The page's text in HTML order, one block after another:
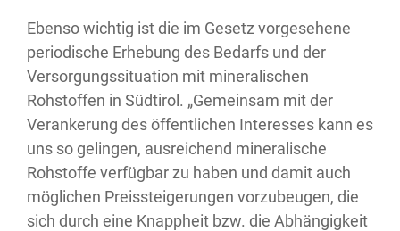
Ebenso wichtig ist die im Gesetz vorgesehene
periodische Erhebung des Bedarfs und der
Versorgungssituation mit mineralischen
Rohstoffen in Südtirol. „Gemeinsam mit der
Verankerung des öffentlichen Interesses kann es
uns so gelingen, ausreichend mineralische
Rohstoffe verfügbar zu haben und damit auch
möglichen Preissteigerungen vorzubeugen, die
sich durch eine Knappheit bzw. die Abhängigkeit